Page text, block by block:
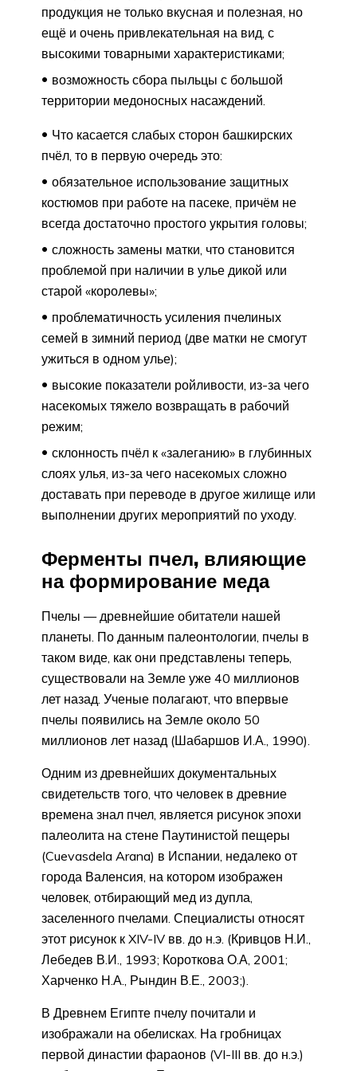
продукция не только вкусная и полезная, но
ещё и очень привлекательная на вид, с
высокими товарными характеристиками;
возможность сбора пыльцы с большой
территории медоносных насаждений.
Что касается слабых сторон башкирских
пчёл, то в первую очередь это:
обязательное использование защитных
костюмов при работе на пасеке, причём не
всегда достаточно простого укрытия головы;
сложность замены матки, что становится
проблемой при наличии в улье дикой или
старой «королевы»;
проблематичность усиления пчелиных
семей в зимний период (две матки не смогут
ужиться в одном улье);
высокие показатели ройливости, из-за чего
насекомых тяжело возвращать в рабочий
режим;
склонность пчёл к «залеганию» в глубинных
слоях улья, из-за чего насекомых сложно
доставать при переводе в другое жилище или
выполнении других мероприятий по уходу.
Ферменты пчел, влияющие
на формирование меда
Пчелы — древнейшие обитатели нашей
планеты. По данным палеонтологии, пчелы в
таком виде, как они представлены теперь,
существовали на Земле уже 40 миллионов
лет назад. Ученые полагают, что впервые
пчелы появились на Земле около 50
миллионов лет назад (Шабаршов И.А., 1990).
Одним из древнейших документальных
свидетельств того, что человек в древние
времена знал пчел, является рисунок эпохи
палеолита на стене Паутинистой пещеры
(Cuevasdela Arana) в Испании, недалеко от
города Валенсия, на котором изображен
человек, отбирающий мед из дупла,
заселенного пчелами. Специалисты относят
этот рисунок к XIV-IV вв. до н.э. (Кривцов Н.И.,
Лебедев В.И., 1993; Короткова О.А, 2001;
Харченко Н.А., Рындин В.Е., 2003;).
В Древнем Египте пчелу почитали и
изображали на обелисках. На гробницах
первой династии фараонов (VI-III вв. до н.э.)